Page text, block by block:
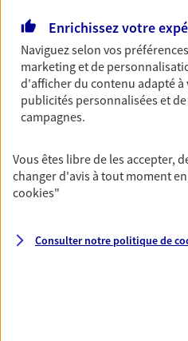
votre retraite. Nous vous
pour maintenir votre qualité
pleinement de cette nouvelle
vie...
proches face
Avec nos solutions de
Enrichissez votre
Naviguez selon vos
marketing et de
d'afficher du contenu adapté
publicités personnalisées et
campagnes.
Vous êtes libre de les accepter,
changer d'avis à tout moment
cookies"
Consulter notre politique de